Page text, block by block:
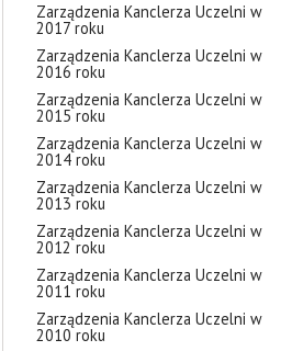
Zarządzenia Kanclerza Uczelni w
2017 roku
Zarządzenia Kanclerza Uczelni w
2016 roku
Zarządzenia Kanclerza Uczelni w
2015 roku
Zarządzenia Kanclerza Uczelni w
2014 roku
Zarządzenia Kanclerza Uczelni w
2013 roku
Zarządzenia Kanclerza Uczelni w
2012 roku
Zarządzenia Kanclerza Uczelni w
2011 roku
Zarządzenia Kanclerza Uczelni w
2010 roku